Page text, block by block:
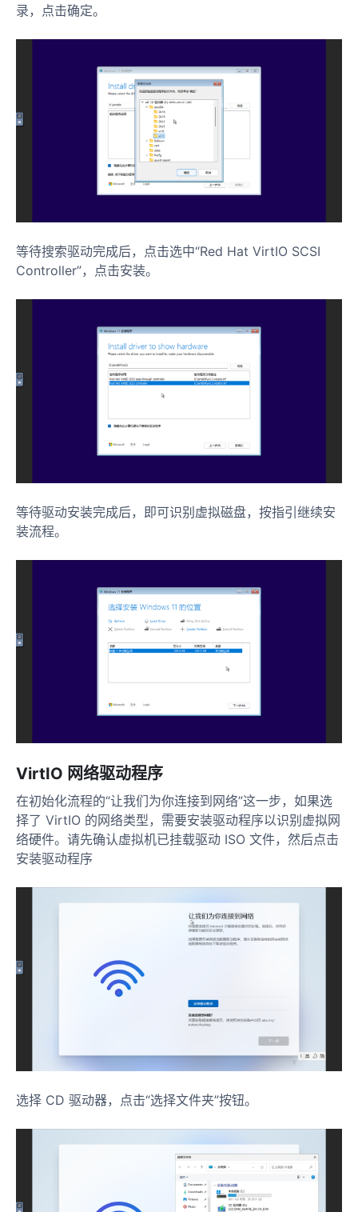
录，点击确定。
等待搜索驱动完成后，点击选中“Red Hat VirtIO SCSI
Controller”，点击安装。
等待驱动安装完成后，即可识别虚拟磁盘，按指引继续安
装流程。
VirtIO 网络驱动程序
在初始化流程的“让我们为你连接到网络”这一步，如果选
择了 VirtIO 的网络类型，需要安装驱动程序以识别虚拟网
络硬件。请先确认虚拟机已挂载驱动 ISO 文件，然后点击
安装驱动程序
选择 CD 驱动器，点击“选择文件夹”按钮。